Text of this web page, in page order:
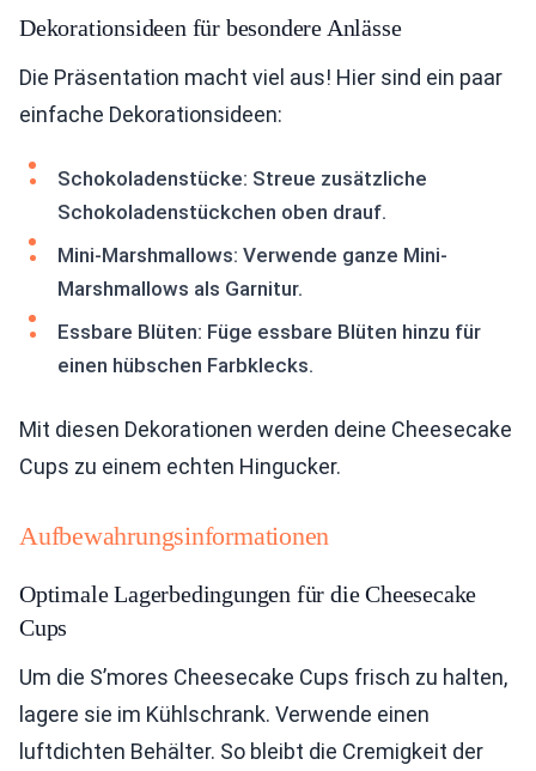
Dekorationsideen für besondere Anlässe
Die Präsentation macht viel aus! Hier sind ein paar
einfache Dekorationsideen:
Schokoladenstücke: Streue zusätzliche
Schokoladenstückchen oben drauf.
Mini-Marshmallows: Verwende ganze Mini-
Marshmallows als Garnitur.
Essbare Blüten: Füge essbare Blüten hinzu für
einen hübschen Farbklecks.
Mit diesen Dekorationen werden deine Cheesecake
Cups zu einem echten Hingucker.
Aufbewahrungsinformationen
Optimale Lagerbedingungen für die Cheesecake
Cups
Um die S’mores Cheesecake Cups frisch zu halten,
lagere sie im Kühlschrank. Verwende einen
luftdichten Behälter. So bleibt die Cremigkeit der